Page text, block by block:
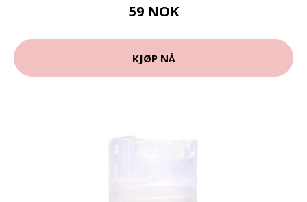
59 NOK
KJØP NÅ